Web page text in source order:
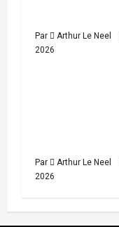
Par Arthur Le Neel
2026
Par Arthur Le Neel
2026